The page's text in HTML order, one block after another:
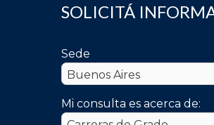
SOLICITÁ
Sede
Mi consulta es acerca de: